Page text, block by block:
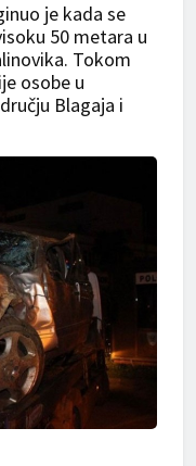
je kada se
50 metara u
Tokom
osobe u
Blagaja i